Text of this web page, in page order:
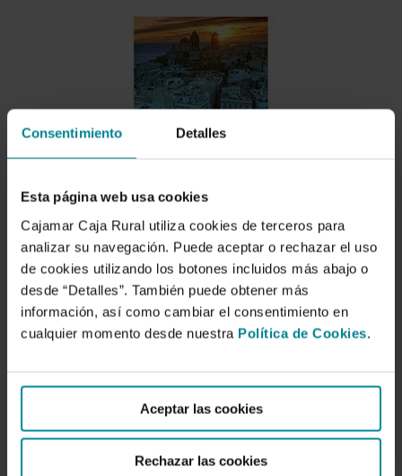
Consentimiento Detalles
Esta página web usa cookies
Cajamar Caja Rural utiliza cookies de terceros para
analizar su navegación. Puede aceptar o rechazar el uso
de cookies utilizando los botones incluidos más abajo o
desde “Detalles”. También puede obtener más
información, así como cambiar el consentimiento en
cualquier momento desde nuestra Política de Cookies.
Aceptar las cookies
Rechazar las cookies
Descargar
Análisis municipal de la
actividad económica de la
Instituto de Estudios Cajamar
Fecha de publicación: